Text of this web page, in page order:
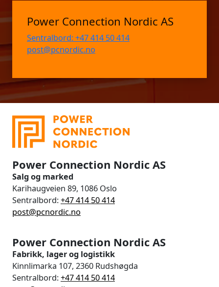
Power Connection Nordic AS
Sentralbord: +47 414 50 414
post@pcnordic.no
Power Connection Nordic AS
Salg og marked
Karihaugveien 89, 1086 Oslo
Sentralbord:+47 414 50 414
post@pcnordic.no
Power Connection Nordic AS
Fabrikk, lager og logistikk
Kinnlimarka 107, 2360 Rudshøgda
Sentralbord:+47 414 50 414